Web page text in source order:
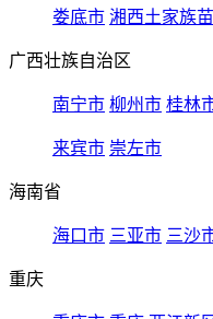
娄底市 湘西土家族
广西壮族自治区
南宁市 柳州市 桂林
来宾市 崇左市
海南省
海口市 三亚市 三沙
重庆